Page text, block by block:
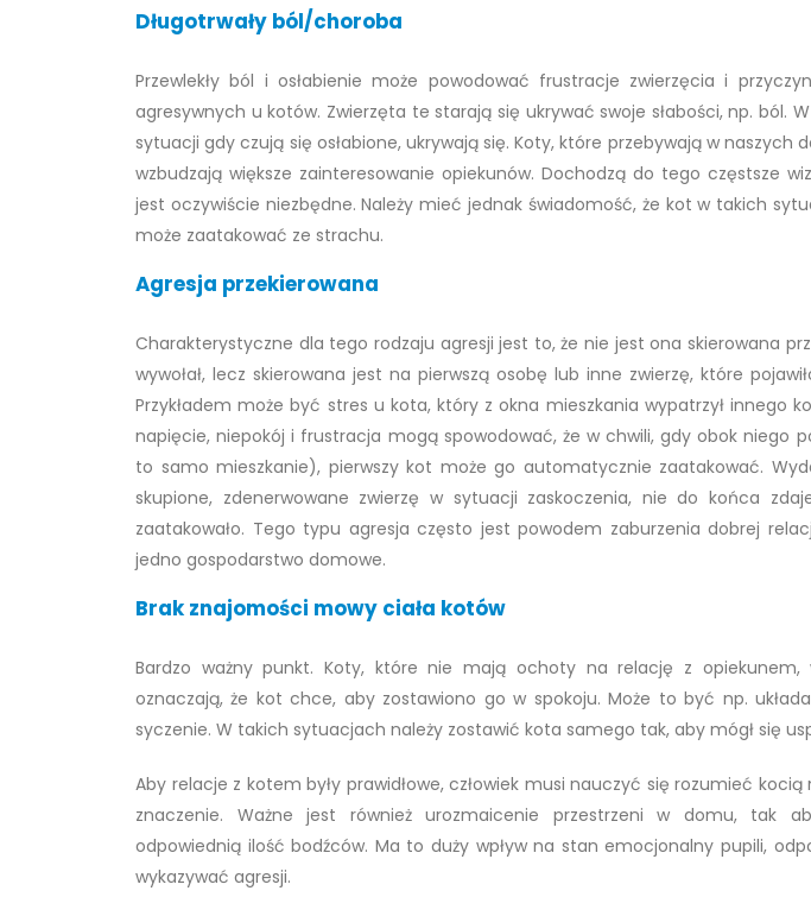
Długotrwały ból/choroba
Przewlekły ból i osłabienie może powodować frustracje zwierzęcia i
agresywnych u kotów. Zwierzęta te starają się ukrywać swoje słabości, np. ból.
sytuacji gdy czują się osłabione, ukrywają się. Koty, które przebywają w naszych
wzbudzają większe zainteresowanie opiekunów. Dochodzą do tego częstsze
jest oczywiście niezbędne. Należy mieć jednak świadomość, że kot w takich
może zaatakować ze strachu.
Agresja przekierowana
Charakterystyczne dla tego rodzaju agresji jest to, że nie jest ona skierowana
wywołał, lecz skierowana jest na pierwszą osobę lub inne zwierzę, które
Przykładem może być stres u kota, który z okna mieszkania wypatrzył innego
napięcie, niepokój i frustracja mogą spowodować, że w chwili, gdy obok niego
to samo mieszkanie), pierwszy kot może go automatycznie zaatakować.
skupione, zdenerwowane zwierzę w sytuacji zaskoczenia, nie do końca
zaatakowało. Tego typu agresja często jest powodem zaburzenia dobrej
jedno gospodarstwo domowe.
Brak znajomości mowy ciała kotów
Bardzo ważny punkt. Koty, które nie mają ochoty na relację z opiekunem,
oznaczają, że kot chce, aby zostawiono go w spokoju. Może to być np.
syczenie. W takich sytuacjach należy zostawić kota samego tak, aby mógł się
Aby relacje z kotem były prawidłowe, człowiek musi nauczyć się rozumieć
znaczenie. Ważne jest również urozmaicenie przestrzeni w domu, tak
odpowiednią ilość bodźców. Ma to duży wpływ na stan emocjonalny pupili,
wykazywać agresji.